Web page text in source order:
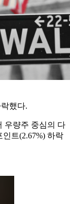
했다.
우량주 중심의 다
트(2.67%) 하락